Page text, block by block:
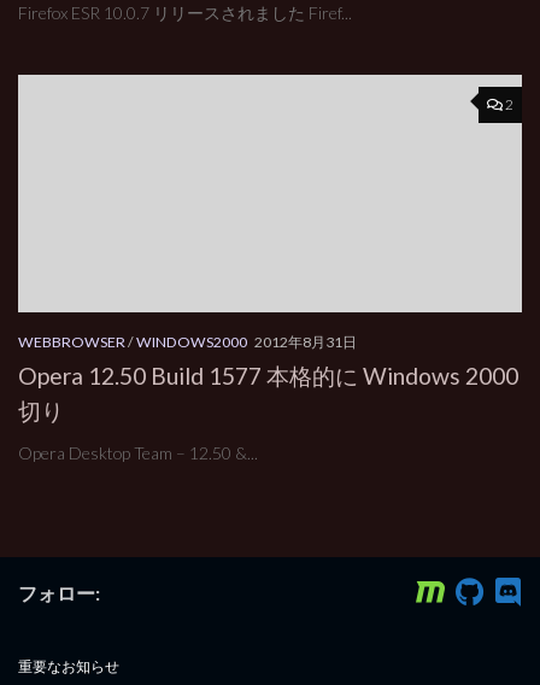
Firefox ESR 10.0.7 リリースされました Firef...
2
WEBBROWSER /WINDOWS2000 2012年8月31日
Opera 12.50 Build 1577 本格的に Windows 2000
切り
Opera Desktop Team – 12.50 &...
フォロー:
重要なお知らせ